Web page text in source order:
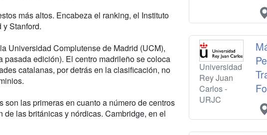
más altos. Encabeza el ranking, el Instituto
Stanford.
Universidad Complutense de Madrid (UCM),
edición). El centro madrileño se coloca
catalanas, por detrás en la clasificación, no
las primeras en cuanto a número de centros
las británicas y nórdicas. Cambridge, en el
Universidad
Rey Juan
Carlos -
URJC